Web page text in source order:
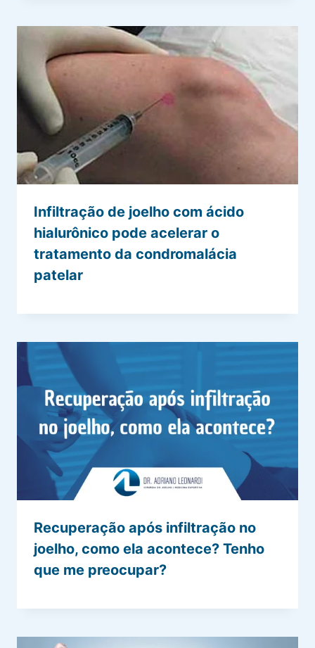
Infiltração de joelho com ácido
hialurônico pode acelerar o
tratamento da condromalácia
patelar
Recuperação após infiltração no
joelho, como ela acontece? Tenho
que me preocupar?